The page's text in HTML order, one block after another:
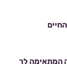
המתאימה לך